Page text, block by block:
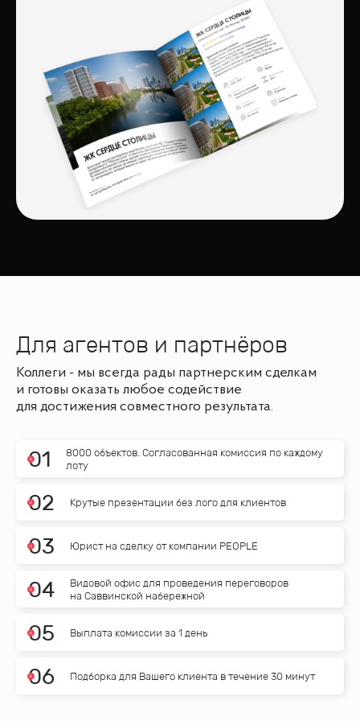
Для агентов и партнёров
Коллеги - мы всегда рады партнерским сделкам
и готовы оказать любое содействие
для достижения совместного результата.
01
8000 объектов. Согласованная комиссия по каждому
лоту
02 Крутые презентации без лого для клиентов
03 Юрист на сделку от компании PEOPLE
04
Видовой офис для проведения переговоров
на Саввинской набережной
05 Выплата комиссии за 1 день
06 Подборка для Вашего клиента в течение 30 минут